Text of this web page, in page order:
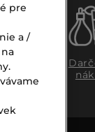
pre
a /